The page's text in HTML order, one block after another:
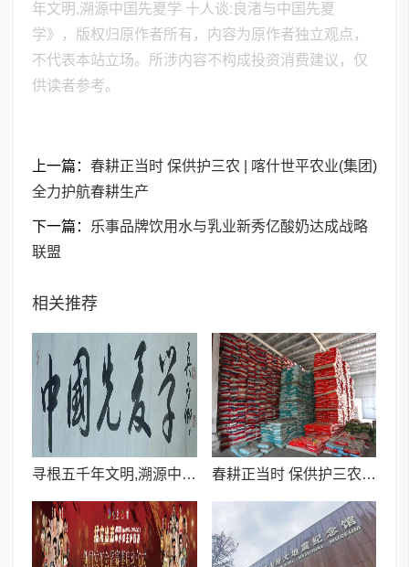
年文明,溯源中国先夏学 十人谈:良渚与中国先夏
学》，版权归原作者所有，内容为原作者独立观点，
不代表本站立场。所涉内容不构成投资消费建议，仅
供读者参考。
上一篇： 春耕正当时 保供护三农 | 喀什世平农业(集团)
全力护航春耕生产
下一篇： 乐事品牌饮用水与乳业新秀亿酸奶达成战略
联盟
相关推荐
寻根五千年文明,溯源中国先夏学 十人谈:良渚与中国先夏学 春耕正当时 保供护三农 | 喀什世平农业(集团)全力护航春耕生产